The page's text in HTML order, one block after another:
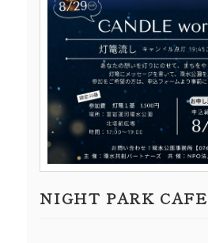
NIGHT PARK